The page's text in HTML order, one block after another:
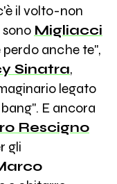
il volto-non
sono Migliacci
perdo anche te",
Sinatra,
legato
E ancora
Rescigno
gli